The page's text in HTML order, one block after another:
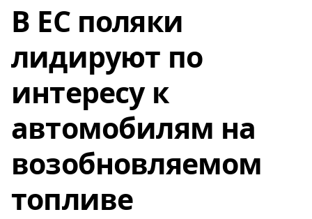
В ЕС поляки
лидируют по
интересу к
автомобилям на
возобновляемом
топливе